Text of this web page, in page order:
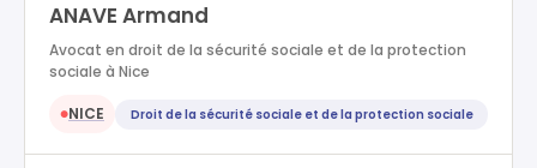
ANAVE Armand
Avocat en droit de la sécurité sociale et de la protection
sociale à Nice
●NICE Droit de la sécurité sociale et de la protection sociale